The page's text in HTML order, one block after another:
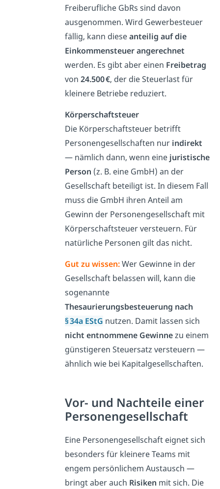
Freiberufliche GbRs sind davon
ausgenommen. Wird Gewerbesteuer
fällig, kann dieseanteilig auf die
Einkommensteuer angerechnet
werden. Es gibt aber einen Freibetrag
von24.500 €, der die Steuerlast für
kleinere Betriebe reduziert.
Körperschaftsteuer
Die Körperschaftsteuer betrifft
Personengesellschaften nur indirekt
— nämlich dann, wenn eine juristische
Person (z. B. eine GmbH) an der
Gesellschaft beteiligt ist. In diesem Fall
muss die GmbH ihren Anteil am
Gewinn der Personengesellschaft mit
Körperschaftsteuer versteuern. Für
natürliche Personen gilt das nicht.
Gut zu wissen:Wer Gewinne in der
Gesellschaft belassen will, kann die
sogenannte
Thesaurierungsbesteuerung nach
§ 34a EStG nutzen. Damit lassen sich
nicht entnommene Gewinnezu einem
günstigeren Steuersatz versteuern —
ähnlich wie bei Kapitalgesellschaften.
Vor- und Nachteile einer
Personengesellschaft
Eine Personengesellschaft eignet sich
besonders für kleinere Teams mit
engem persönlichem Austausch —
bringt aber auch Risiken mit sich. Die